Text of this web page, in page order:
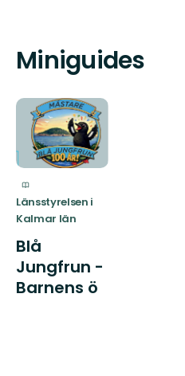
Miniguides
Länsstyrelsen i
Kalmar län
Blå
Jungfrun -
Barnens ö